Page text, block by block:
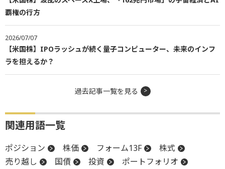
覇権の行方
2026/07/07
【米国株】IPOラッシュが続く量子コンピューター、未来のインフ
ラを担えるか？
過去記事一覧を見る
関連用語一覧
ポジション 株価 フォーム13F
株式
売り越し
国債 投資
ポートフォリオ